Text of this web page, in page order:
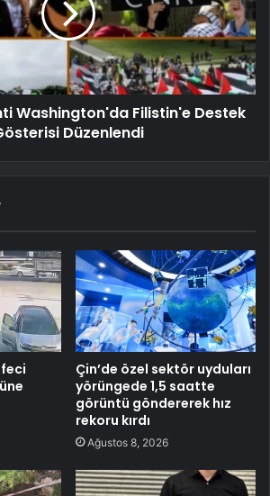
Washington'da Filistin'e Destek
Düzenlendi
Çin’de özel sektör uyduları
yörüngede 1,5 saatte
görüntü göndererek hız
rekoru kırdı
Ağustos 8, 2026